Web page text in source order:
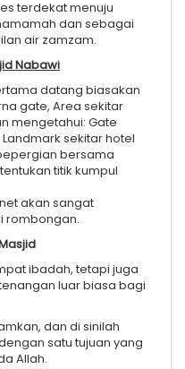
terdekat menuju
dan sebagai
air zamzam.
Nabawi
datang biasakan
gate, Area sekitar
mengetahui: Gate
sekitar hotel
bersama
titik kumpul
akan sangat
rombongan.
ibadah, tetapi juga
luar biasa bagi
dan di sinilah
satu tujuan yang
Allah.